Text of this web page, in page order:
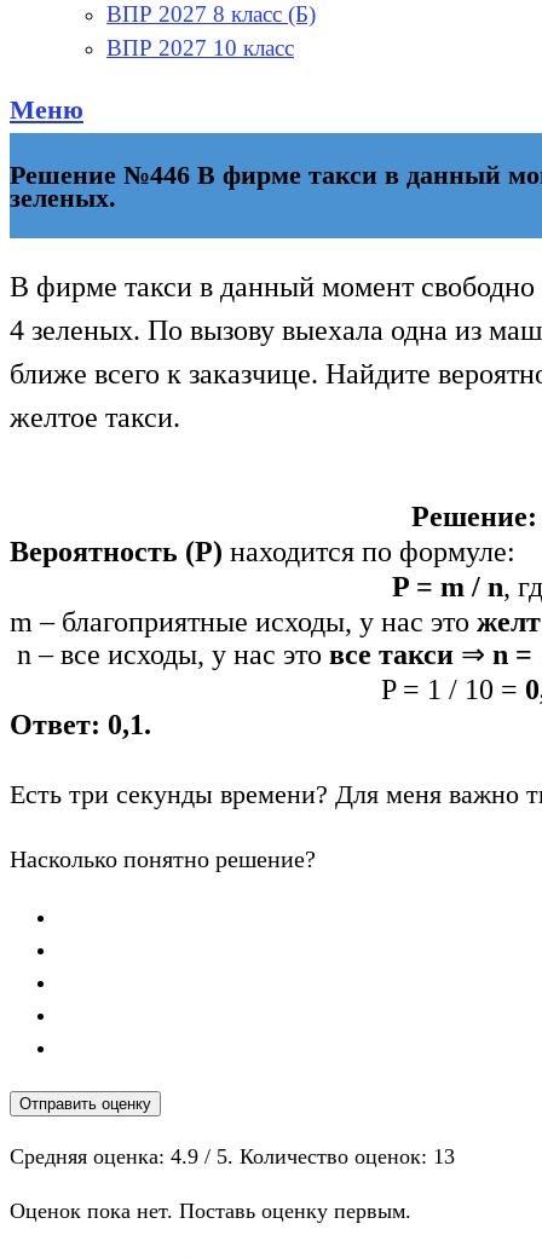
ВПР 2027 8 класс (Б)
ВПР 2027 10 класс
Меню
Решение №446 В фирме такси в данный
зеленых.
В фирме такси в данный момент
4 зеленых. По вызову выехала одна из
ближе всего к заказчице. Найдите
желтое такси.
Решение:
Вероятность (P) находится по формуле:
P = m / n,
m – благоприятные исходы, у нас это
n – все исходы, у нас это все такси ⇒ n =
P = 1 / 10 =
Ответ: 0,1.
Есть три секунды времени? Для меня важно
Насколько понятно решение?
Отправить оценку
Средняя оценка: 4.9 / 5. Количество оценок: 13
Оценок пока нет. Поставь оценку первым.